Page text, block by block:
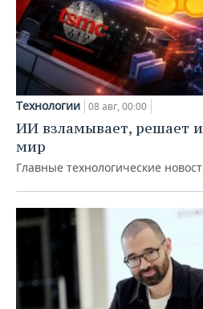
Технологии 08 авг, 00:00
ИИ взламывает, решает
мир
Главные технологические